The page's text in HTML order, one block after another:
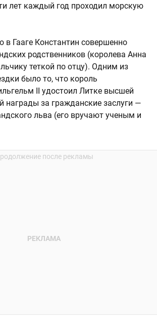
лет каждый год проходил морскую
в Гааге Константин совершенно
родственников (королева Анна
теткой по отцу). Одним из
было то, что король
II удостоил Литке высшей
награды за гражданские заслуги —
льва (его вручают ученым и